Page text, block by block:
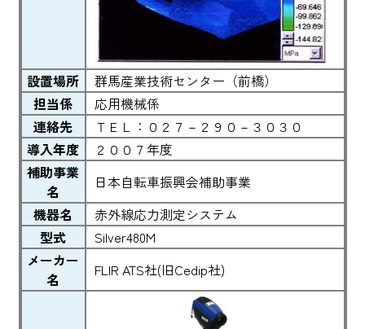
設置場所
群馬産業技術センター（前橋）
担当係
応用機械係
連絡先
ＴＥＬ：０２７－２９０－３０３０
導入年度
２００７年度
補助事業
名
日本自転車振興会補助事業
機器名
赤外線応力測定システム
型式
Silver480M
メーカー
名
FLIR ATS社(旧Cedip社)